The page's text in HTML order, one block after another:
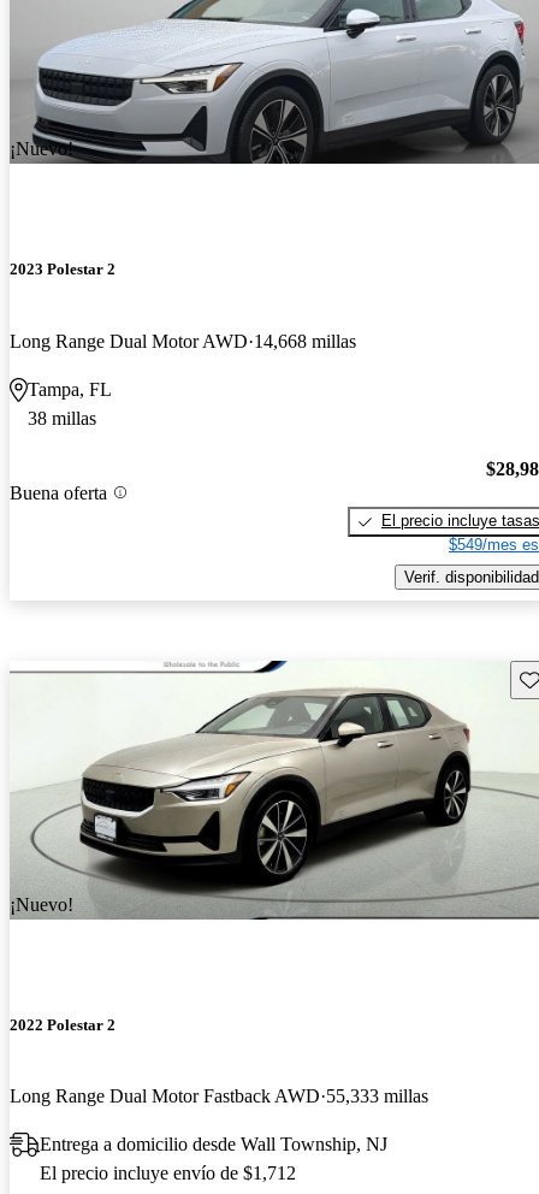
¡Nuevo!
2023 Polestar 2
Long Range Dual Motor AWD 14,668 millas
Tampa, FL
38 millas
Buena oferta
El precio incluye tasas
$549/mes
Verif. disponibilidad
¡Nuevo!
2022 Polestar 2
Long Range Dual Motor Fastback AWD 55,333 millas
Entrega a domicilio desde Wall Township, NJ
El precio incluye envío de $1,712